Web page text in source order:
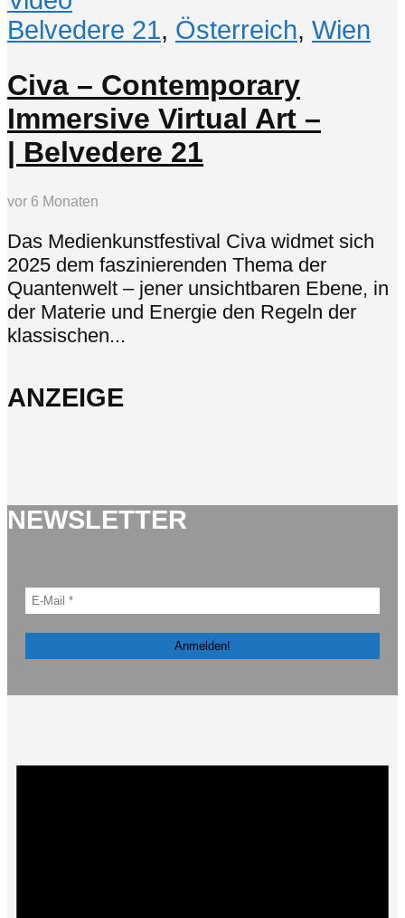
Belvedere 21, Österreich, Wien
Civa – Contemporary
Immersive Virtual Art –
| Belvedere 21
vor 6 Monaten
Das Medienkunstfestival Civa widmet sich
2025 dem faszinierenden Thema der
Quantenwelt – jener unsichtbaren Ebene, in
der Materie und Energie den Regeln der
klassischen...
ANZEIGE
NEWSLETTER